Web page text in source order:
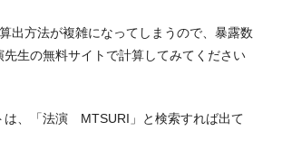
出方法が複雑になってしまうので、暴露数
先生の無料サイトで計算してみてください
は、「法演 MTSURI」と検索すれば出て